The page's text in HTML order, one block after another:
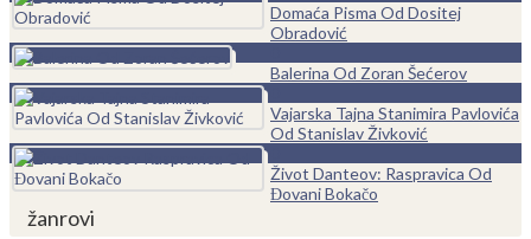
Domaća Pisma Od Dositej
Obradović
Balerina Od Zoran Šećerov
Vajarska Tajna Stanimira Pavlovića
Od Stanislav Živković
Život Danteov: Raspravica Od
Đovani Bokačo
žanrovi